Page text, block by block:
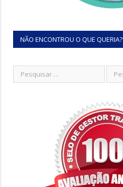
NÃO ENCONTROU O QUE QUERIA?